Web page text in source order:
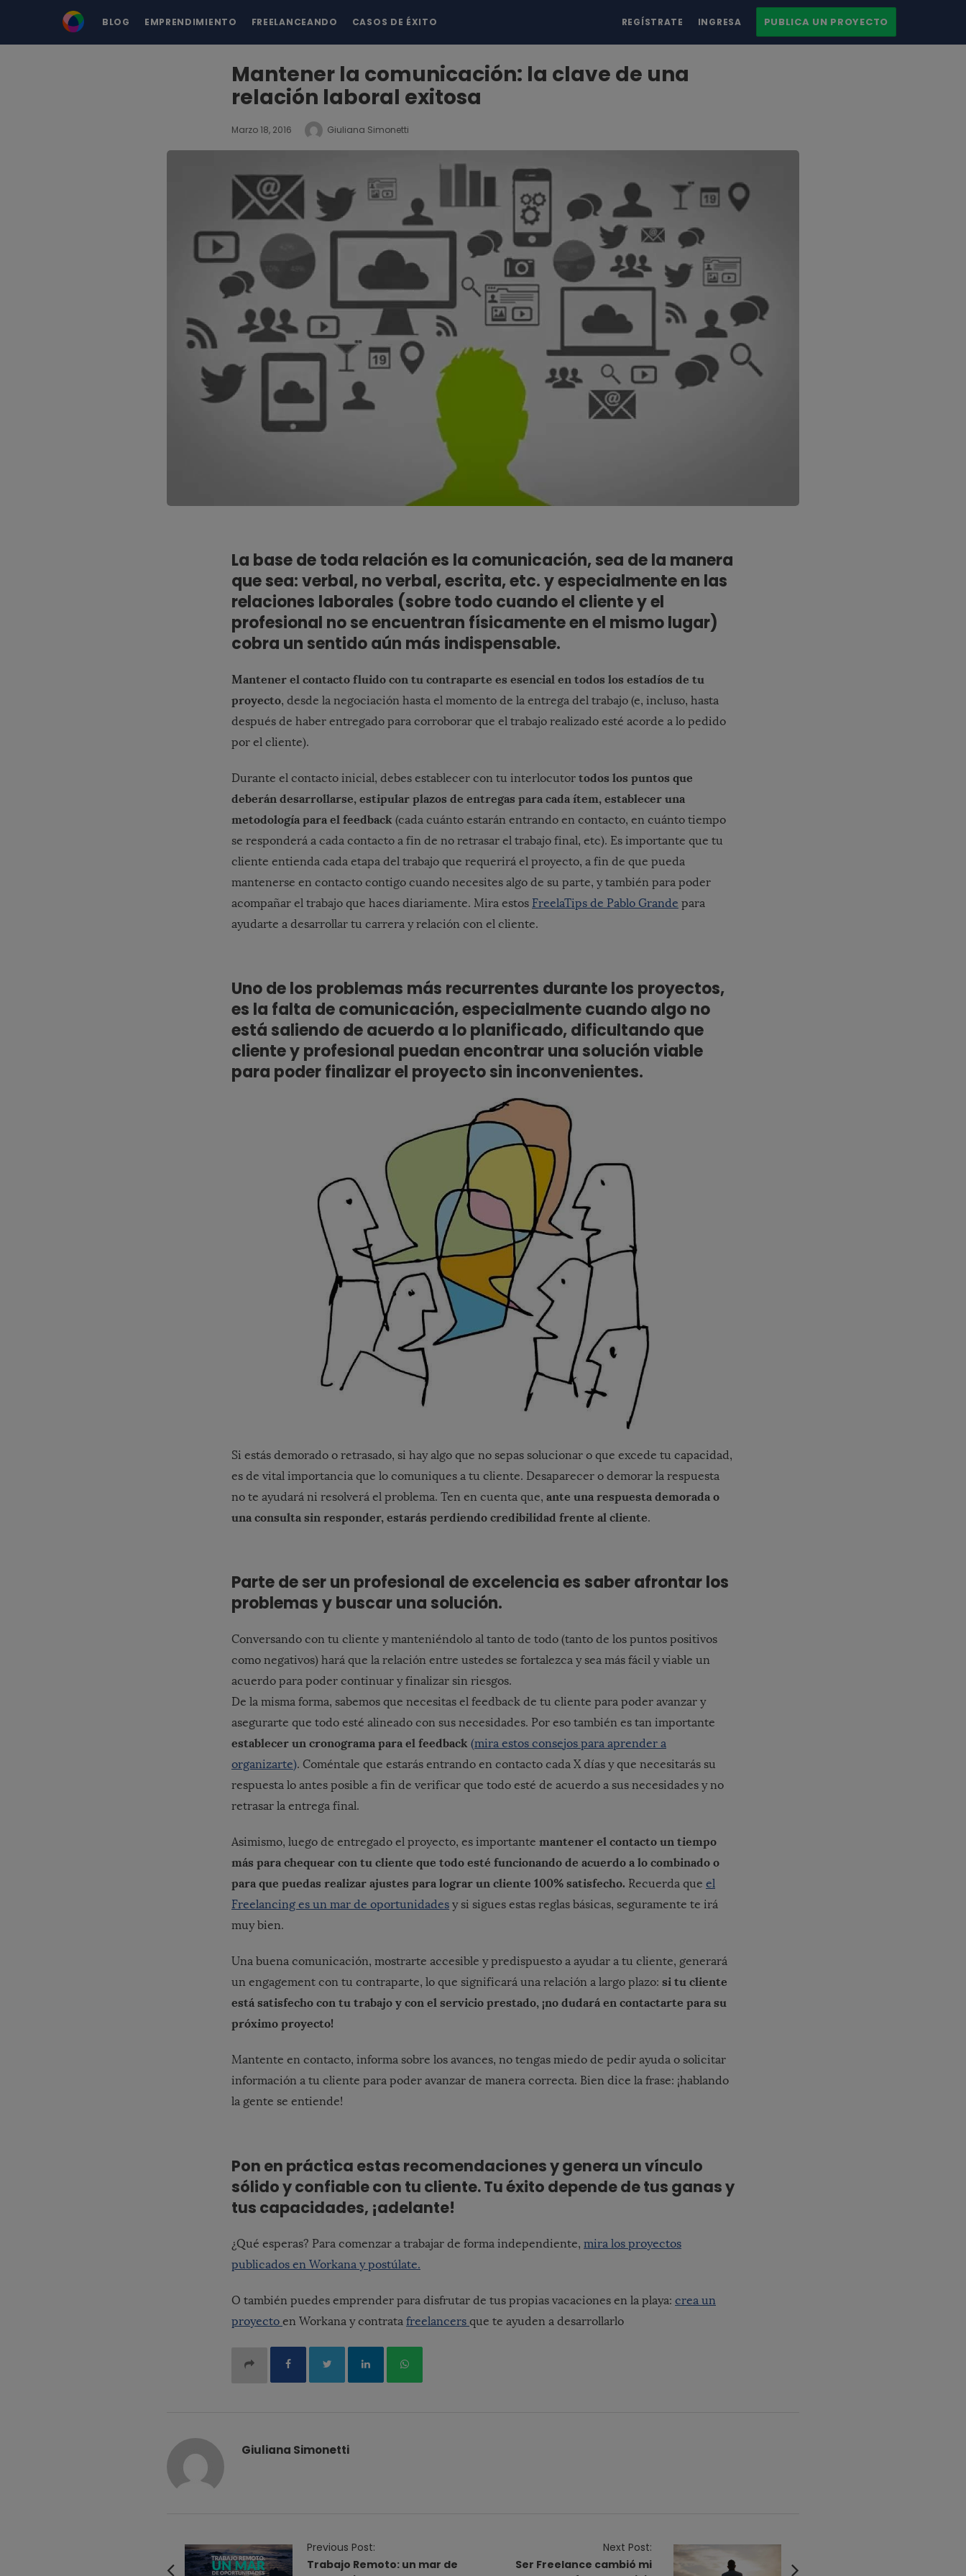
BLOG EMPRENDIMIENTO FREELANCEANDO CASOS DE ÉXITO REGÍSTRATE INGRESA PUBLICA UN PROYECTO
Mantener la comunicación: la clave de una
relación laboral exitosa
Marzo 18, 2016 Giuliana Simonetti
La base de toda relación es la comunicación, sea de la manera
que sea: verbal, no verbal, escrita, etc. y especialmente en las
relaciones laborales (sobre todo cuando el cliente y el
profesional no se encuentran físicamente en el mismo lugar)
cobra un sentido aún más indispensable.
Mantener el contacto fluido con tu contraparte es esencial en todos los estadíos de tu
proyecto, desde la negociación hasta el momento de la entrega del trabajo (e, incluso, hasta
después de haber entregado para corroborar que el trabajo realizado esté acorde a lo pedido
por el cliente).
Durante el contacto inicial, debes establecer con tu interlocutor todos los puntos que
deberán desarrollarse, estipular plazos de entregas para cada ítem, establecer una
metodología para el feedback (cada cuánto estarán entrando en contacto, en cuánto tiempo
se responderá a cada contacto a fin de no retrasar el trabajo final, etc). Es importante que tu
cliente entienda cada etapa del trabajo que requerirá el proyecto, a fin de que pueda
mantenerse en contacto contigo cuando necesites algo de su parte, y también para poder
acompañar el trabajo que haces diariamente. Mira estos FreelaTips de Pablo Grande para
ayudarte a desarrollar tu carrera y relación con el cliente.
Uno de los problemas más recurrentes durante los proyectos,
es la falta de comunicación, especialmente cuando algo no
está saliendo de acuerdo a lo planificado, dificultando que
cliente y profesional puedan encontrar una solución viable
para poder finalizar el proyecto sin inconvenientes.
Si estás demorado o retrasado, si hay algo que no sepas solucionar o que excede tu capacidad,
es de vital importancia que lo comuniques a tu cliente. Desaparecer o demorar la respuesta
no te ayudará ni resolverá el problema. Ten en cuenta que, ante una respuesta demorada o
una consulta sin responder, estarás perdiendo credibilidad frente al cliente.
Parte de ser un profesional de excelencia es saber afrontar los
problemas y buscar una solución.
Conversando con tu cliente y manteniéndolo al tanto de todo (tanto de los puntos positivos
como negativos) hará que la relación entre ustedes se fortalezca y sea más fácil y viable un
acuerdo para poder continuar y finalizar sin riesgos.
De la misma forma, sabemos que necesitas el feedback de tu cliente para poder avanzar y
asegurarte que todo esté alineado con sus necesidades. Por eso también es tan importante
establecer un cronograma para el feedback (mira estos consejos para aprender a
organizarte). Coméntale que estarás entrando en contacto cada X días y que necesitarás su
respuesta lo antes posible a fin de verificar que todo esté de acuerdo a sus necesidades y no
retrasar la entrega final.
Asimismo, luego de entregado el proyecto, es importante mantener el contacto un tiempo
más para chequear con tu cliente que todo esté funcionando de acuerdo a lo combinado o
para que puedas realizar ajustes para lograr un cliente 100% satisfecho. Recuerda que el
Freelancing es un mar de oportunidades y si sigues estas reglas básicas, seguramente te irá
muy bien.
Una buena comunicación, mostrarte accesible y predispuesto a ayudar a tu cliente, generará
un engagement con tu contraparte, lo que significará una relación a largo plazo: si tu cliente
está satisfecho con tu trabajo y con el servicio prestado, ¡no dudará en contactarte para su
próximo proyecto!
Mantente en contacto, informa sobre los avances, no tengas miedo de pedir ayuda o solicitar
información a tu cliente para poder avanzar de manera correcta. Bien dice la frase: ¡hablando
la gente se entiende!
Pon en práctica estas recomendaciones y genera un vínculo
sólido y confiable con tu cliente. Tu éxito depende de tus ganas y
tus capacidades, ¡adelante!
¿Qué esperas? Para comenzar a trabajar de forma independiente, mira los proyectos
publicados en Workana y postúlate.
O también puedes emprender para disfrutar de tus propias vacaciones en la playa: crea un
proyecto en Workana y contrata freelancers que te ayuden a desarrollarlo
Giuliana Simonetti
Previous Post:
Trabajo Remoto: un mar de
Next Post:
Ser Freelance cambió mi